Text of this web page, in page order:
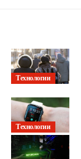
Технологии
Технологии